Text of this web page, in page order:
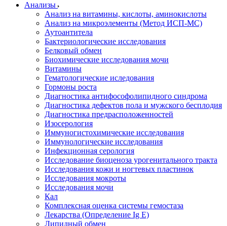
Анализы
Анализ на витамины, кислоты, аминокислоты
Анализ на микроэлементы (Метод ИСП-МС)
Аутоантитела
Бактериологические исследования
Белковый обмен
Биохимические исследования мочи
Витамины
Гематологические иследования
Гормоны роста
Диагностика антифософолипидного синдрома
Диагностика дефектов пола и мужского бесплодия
Диагностика предрасположенностей
Изосерология
Иммуногистохимические исследования
Иммунологические исследования
Инфекционная серология
Исследование биоценоза урогенитального тракта
Исследования кожи и ногтевых пластинок
Исследования мокроты
Исследования мочи
Кал
Комплексная оценка системы гемостаза
Лекарства (Определение Ig E)
Липидный обмен